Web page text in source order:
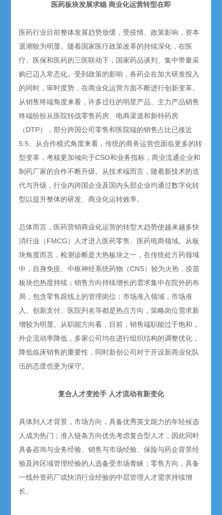
医药板块发展求稳 商业化运营转型在即
医药行业目前整体发展趋势放缓，受疫情、政策影响，资本
退潮较为明显。随着国家医疗政策改革的持续深化，在医
疗、医保和医药的三医联动下，国家药品谈判、集中带量采
购已迈入常态化。受到政策的影响，各药企在加大研发投入
的同时，审时度势，在商业化运营方面不断进行创新变革。
从销售终端角度来看，许多过往的明星产品、主力产品销售
终端纷纷从医院转战零售药房、电商渠道和新特药房
（DTP），部分跨国公司零售和医院端的销售占比已接近
5:5。从合作模式角度来看，传统的商务运营也面临更多的转
型变革，考核更加倾向于CSO和业务指标，商业流通企业和
制药厂家的合作不断升级。从技术端而言，随着新技术的迭
代与升级，行业内跨国企业及国内头部企业均通过数字化转
型以提升整体的研发、商业化运转效率。
总体而言，医药营销商业化运营的转型大趋势使越来越多快
消行业（FMCG）人才进入医药零售、医药电商领域。从板
块角度而言，检测诊断是大热板块之一，在传统处方药领域
中，自身免疫、中枢神经系统药物（CNS）较为火热，疫苗
板块也热度持续；销售方向持续增长的需求集中在院外的布
局，包含零售跟线上的管理岗位；市场准入领域，市场准
入、创新支付、医院列名等都是热点方向，策略岗位需求新
增较为明显。从职能方向看，目前，销售端职能过于饱和，
外企流动率降低，多家公司均在进行组织结构的调整优化，
降低临床销售的重要性，同时新创公司对于开设新商业化队
伍的态度也更为保守。
复合人才变抢手 人才流动有新变化
具体到人才背景，市场方向，具备优秀英文能力的年轻候选
人成为热门；准入链条方向优先考虑复合型人才，因此同时
具备咨询与业务经验、销售与市场经验、保险与药企背景经
验及跨区域管理经验的人选备受市场青睐；零售方向，具备
一线外资药厂或快消行业经验的中层管理人才需求持续增
长。